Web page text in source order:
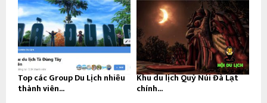
Top các Group Du Lịch nhiều
thành viên...
Khu du lịch Quỷ Núi Đà Lạt
chính...